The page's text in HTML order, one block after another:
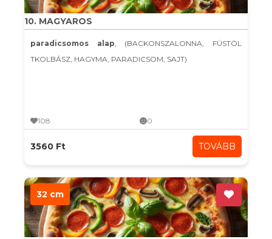
10. MAGYAROS
paradicsomos alap, (BACKONSZALONNA, FÜSTÖL
TKOLBÁSZ, HAGYMA, PARADICSOM, SAJT)
108 0
3560 Ft TOVÁBB
32 cm